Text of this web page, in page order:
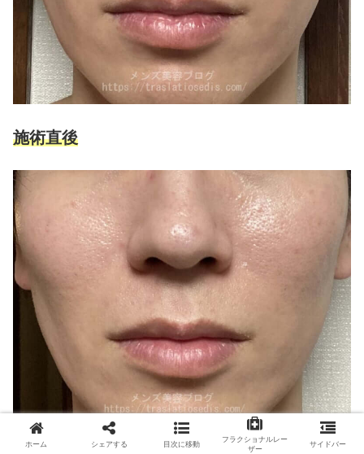
施術直後
ホーム シェアする 目次に移動
フラクショナルレー
ザー
サイドバー